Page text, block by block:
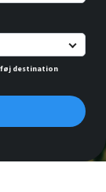
destination